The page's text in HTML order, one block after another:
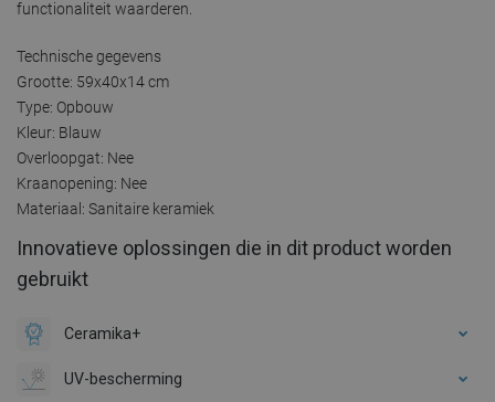
functionaliteit waarderen.
Technische gegevens
Grootte: 59x40x14 cm
Type: Opbouw
Kleur: Blauw
Overloopgat: Nee
Kraanopening: Nee
Materiaal: Sanitaire keramiek
Innovatieve oplossingen die in dit product worden
gebruikt
Ceramika+
UV-bescherming